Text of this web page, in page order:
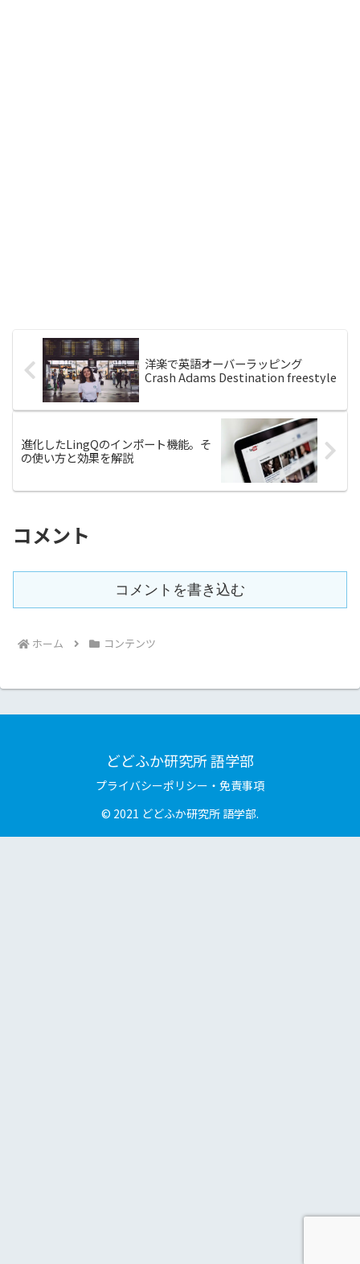
洋楽で英語オーバーラッピング
Crash Adams Destination freestyle
進化したLingQのインポート機能。そ
の使い方と効果を解説
コメント
コメントを書き込む
ホーム コンテンツ
どどふか研究所 語学部
プライバシーポリシー・免責事項
© 2021 どどふか研究所 語学部.